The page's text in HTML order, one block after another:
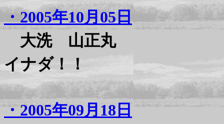
・2005年10月05日
大洗 山正丸
イナダ！！
・2005年09月18日